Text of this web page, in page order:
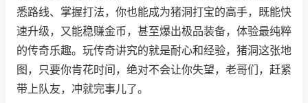
悉路线、掌握打法，你也能成为猪洞打宝的高手，既能快
速升级，又能稳赚金币，甚至爆出极品装备，体验最纯粹
的传奇乐趣。玩传奇讲究的就是耐心和经验，猪洞这张地
图，只要你肯花时间，绝对不会让你失望，老哥们，赶紧
带上队友，冲就完事儿了。